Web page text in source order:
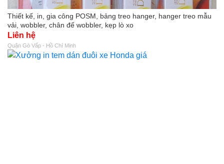
Thiết kế, in, gia công POSM, bảng treo hanger, hanger treo mẫu
vải, wobbler, chân đế wobbler, kẹp lò xo
Liên hệ
Quận Gò Vấp - Hồ Chí Minh